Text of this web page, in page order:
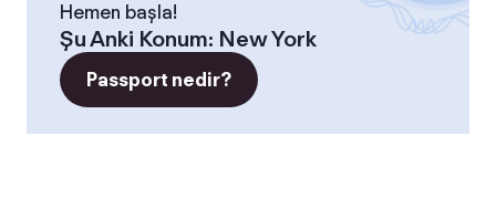
Hemen başla!
Şu Anki Konum: New York
Passport nedir?